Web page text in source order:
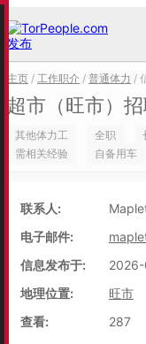
发布
主页 / 工作职介 / 普通体力 /
超市（旺市）
其他体力工 全职
需相关经验
自备用车
联系人:
电子邮件:
信息发布于:
2026-
地理位置:
旺市
查看:
287